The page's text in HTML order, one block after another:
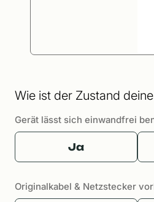
Wie ist der Zustand
Gerät lässt sich einwandfrei
Ja
Originalkabel & Netzstecker